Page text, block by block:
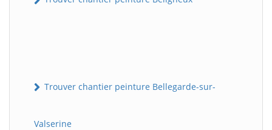
Trouver chantier peinture Bellegarde-sur-
Valserine